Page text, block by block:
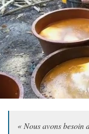
« Nous avons besoin